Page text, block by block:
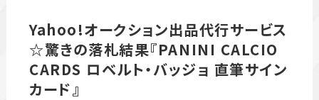
Yahoo!オークション出品代行サービス
☆驚きの落札結果『PANINI CALCIO
CARDS ロベルト・バッジョ 直筆サイン
カード』